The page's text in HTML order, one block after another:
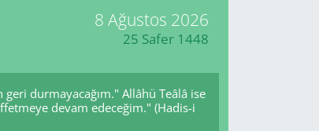
8 Ağustos 2026
25 Safer 1448
durmayacağım." Allâhü Teâlâ ise
devam edeceğim." (Hadis-i